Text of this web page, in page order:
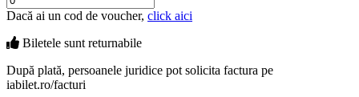
Dacă ai un cod de voucher, click aici
Biletele sunt returnabile
După plată, persoanele juridice pot solicita factura pe
iabilet.ro/facturi